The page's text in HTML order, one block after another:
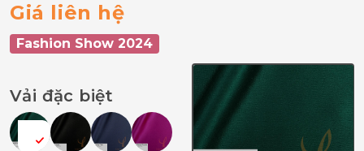
Giá liên hệ
Fashion Show 2024
Vải đặc biệt